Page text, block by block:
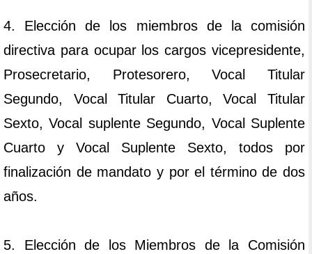
4. Elección de los miembros de la comisión
directiva para ocupar los cargos vicepresidente,
Prosecretario, Protesorero, Vocal Titular
Segundo, Vocal Titular Cuarto, Vocal Titular
Sexto, Vocal suplente Segundo, Vocal Suplente
Cuarto y Vocal Suplente Sexto, todos por
finalización de mandato y por el término de dos
años.
5. Elección de los Miembros de la Comisión